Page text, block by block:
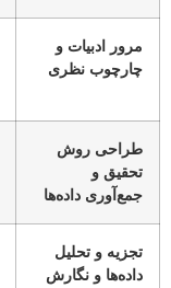
مرور ادبیات و
چارچوب نظری
طراحی روش
تحقیق و
جمع‌آوری داده‌ها
تجزیه و تحلیل
داده‌ها و نگارش